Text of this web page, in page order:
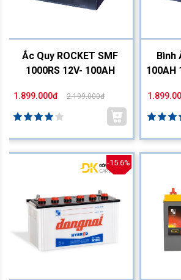
Ắc Quy ROCKET SMF
1000RS 12V- 100AH
1.899.000đ 2.199.000đ
Bình
100AH
-15.6%